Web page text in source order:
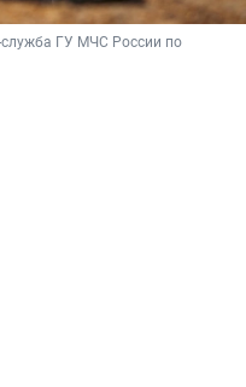
служба ГУ МЧС России по